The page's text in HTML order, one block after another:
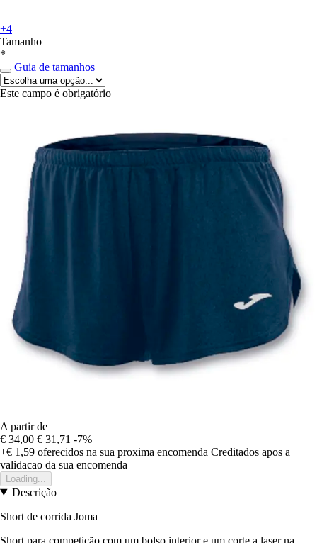
+4
Tamanho
*
Guia de tamanhos
Este campo é obrigatório
A partir de
€ 34,00 € 31,71 -7%
+€ 1,59 oferecidos na sua proxima encomenda Creditados apos a
validacao da sua encomenda
Loading...
Descrição
Short de corrida Joma
Short para competição com um bolso interior e um corte a laser na